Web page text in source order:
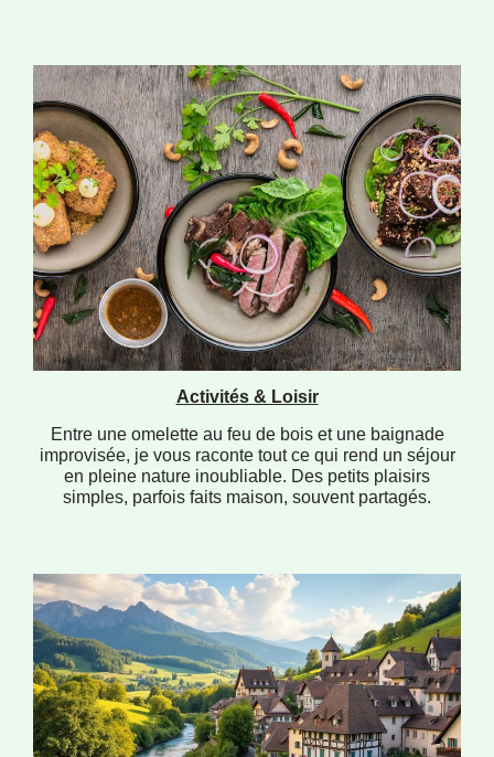
Activités & Loisir
Entre une omelette au feu de bois et une baignade
improvisée, je vous raconte tout ce qui rend un séjour
en pleine nature inoubliable. Des petits plaisirs
simples, parfois faits maison, souvent partagés.